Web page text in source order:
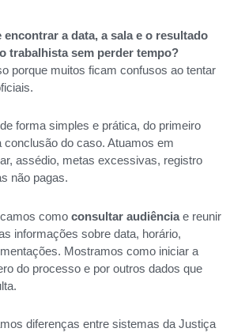
encontrar a data, a sala e o resultado
trabalhista sem perder tempo?
porque muitos ficam confusos ao tentar
forma simples e prática, do primeiro
conclusão do caso. Atuamos em
assédio, metas excessivas, registro
não pagas.
como consultar audiênciae reunir
informações sobre data, horário,
Mostramos como iniciar a
do processo e por outros dados que
diferenças entre sistemas da Justiça